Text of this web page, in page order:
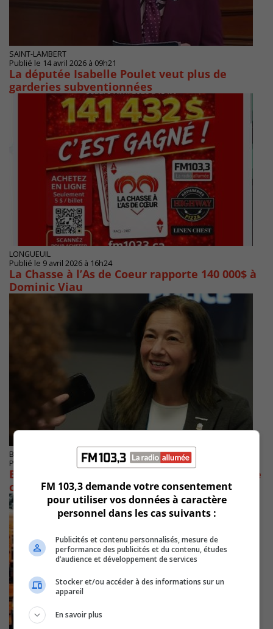
SAINT-LAMBERT
Publié le 14 avril 2026 à 09h21
La députée Isabelle Poulet veut plus de
garderies subventionnées
LONGUEUIL
Publié le 9 avril 2026 à 16h24
La Chasse à l’As de Coeur rapporte 140 000$ à
Dominic Viau
BROSSARD
Publié le 4 février 2026 à 06h54
Brossard veut freiner la hausse de la violence
chez les jeunes
FM 103,3 demande votre consentement
pour utiliser vos données à caractère
personnel dans les cas suivants :
Publicités et contenu personnalisés, mesure de
performance des publicités et du contenu, études
d’audience et développement de services
Stocker et/ou accéder à des informations sur un
appareil
En savoir plus